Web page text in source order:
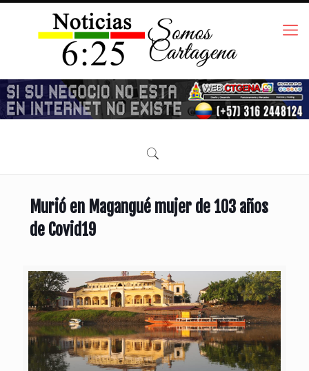
Murió en Magangué mujer de 103 años
de Covid19